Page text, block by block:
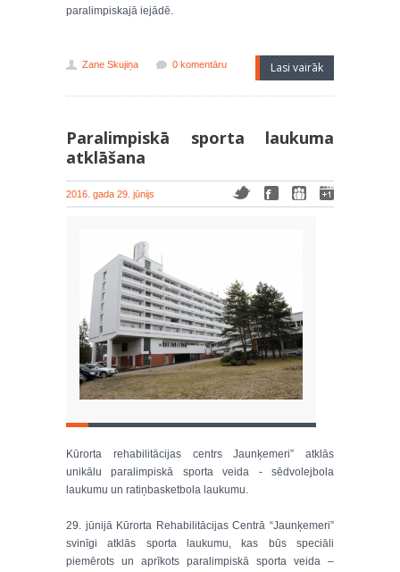
paralimpiskajā iejādē.
Zane Skujiņa 0 komentāru Lasi vairāk
Paralimpiskā sporta laukuma
atklāšana
2016. gada 29. jūnijs
Kūrorta rehabilitācijas centrs Jaunķemeri” atklās
unikālu paralimpiskā sporta veida - sēdvolejbola
laukumu un ratiņbasketbola laukumu.
29. jūnijā Kūrorta Rehabilitācijas Centrā “Jaunķemeri”
svinīgi atklās sporta laukumu, kas būs speciāli
piemērots un aprīkots paralimpiskā sporta veida –